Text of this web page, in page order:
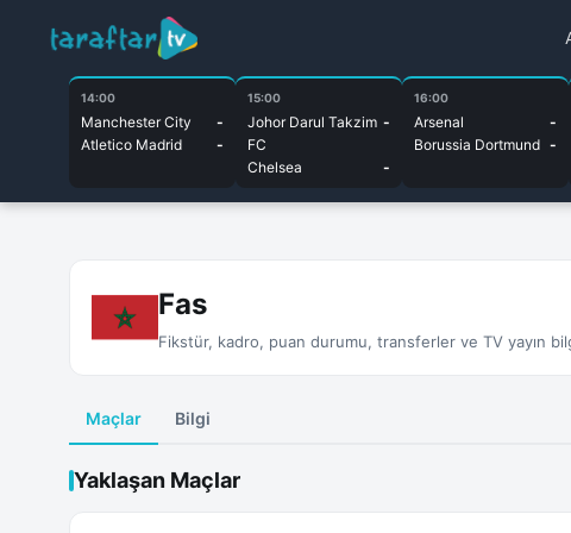
14:00
Manchester City
-
Atletico Madrid
-
15:00
Johor Darul Takzim
FC
-
Chelsea -
16:00
Arsenal
-
Borussia Dortmund -
Fas
Fikstür, kadro, puan durumu, transferler ve TV yayın
Maçlar Bilgi
Yaklaşan Maçlar